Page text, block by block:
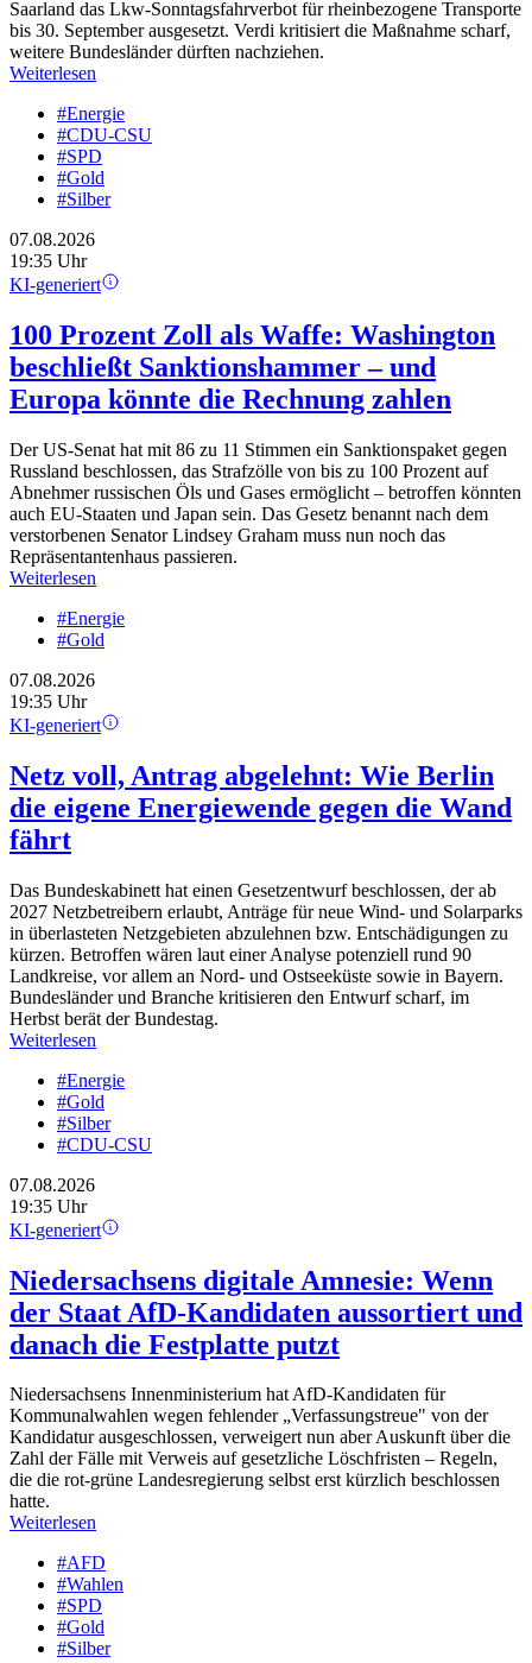
Saarland das Lkw-Sonntagsfahrverbot für rheinbezogene Transporte
bis 30. September ausgesetzt. Verdi kritisiert die Maßnahme scharf,
weitere Bundesländer dürften nachziehen.
Weiterlesen
#Energie
#CDU-CSU
#SPD
#Gold
#Silber
07.08.2026
19:35 Uhr
KI-generiert
100 Prozent Zoll als Waffe: Washington
beschließt Sanktionshammer – und
Europa könnte die Rechnung zahlen
Der US-Senat hat mit 86 zu 11 Stimmen ein Sanktionspaket gegen
Russland beschlossen, das Strafzölle von bis zu 100 Prozent auf
Abnehmer russischen Öls und Gases ermöglicht – betroffen könnten
auch EU-Staaten und Japan sein. Das Gesetz benannt nach dem
verstorbenen Senator Lindsey Graham muss nun noch das
Repräsentantenhaus passieren.
Weiterlesen
#Energie
#Gold
07.08.2026
19:35 Uhr
KI-generiert
Netz voll, Antrag abgelehnt: Wie Berlin
die eigene Energiewende gegen die Wand
fährt
Das Bundeskabinett hat einen Gesetzentwurf beschlossen, der ab
2027 Netzbetreibern erlaubt, Anträge für neue Wind- und Solarparks
in überlasteten Netzgebieten abzulehnen bzw. Entschädigungen zu
kürzen. Betroffen wären laut einer Analyse potenziell rund 90
Landkreise, vor allem an Nord- und Ostseeküste sowie in Bayern.
Bundesländer und Branche kritisieren den Entwurf scharf, im
Herbst berät der Bundestag.
Weiterlesen
#Energie
#Gold
#Silber
#CDU-CSU
07.08.2026
19:35 Uhr
KI-generiert
Niedersachsens digitale Amnesie: Wenn
der Staat AfD-Kandidaten aussortiert und
danach die Festplatte putzt
Niedersachsens Innenministerium hat AfD-Kandidaten für
Kommunalwahlen wegen fehlender „Verfassungstreue" von der
Kandidatur ausgeschlossen, verweigert nun aber Auskunft über die
Zahl der Fälle mit Verweis auf gesetzliche Löschfristen – Regeln,
die die rot-grüne Landesregierung selbst erst kürzlich beschlossen
hatte.
Weiterlesen
#AFD
#Wahlen
#SPD
#Gold
#Silber